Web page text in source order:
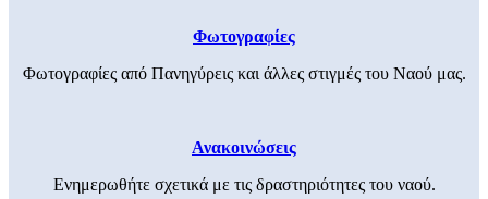
Φωτογραφίες
Φωτογραφίες από Πανηγύρεις και άλλες στιγμές του Ναού μας.
Ανακοινώσεις
Ενημερωθήτε σχετικά με τις δραστηριότητες του ναού.